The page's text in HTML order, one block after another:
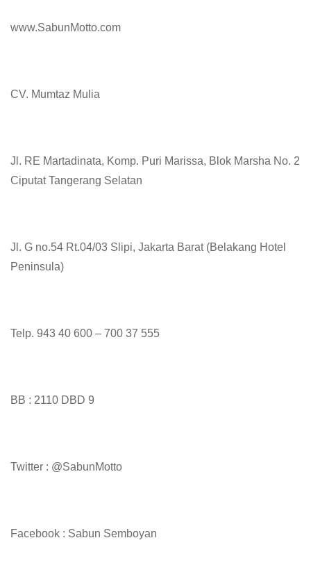
www.SabunMotto.com
CV. Mumtaz Mulia
Jl. RE Martadinata, Komp. Puri Marissa, Blok Marsha No. 2
Ciputat Tangerang Selatan
Jl. G no.54 Rt.04/03 Slipi, Jakarta Barat (Belakang Hotel
Peninsula)
Telp. 943 40 600 – 700 37 555
BB : 2110 DBD 9
Twitter : @SabunMotto
Facebook : Sabun Semboyan